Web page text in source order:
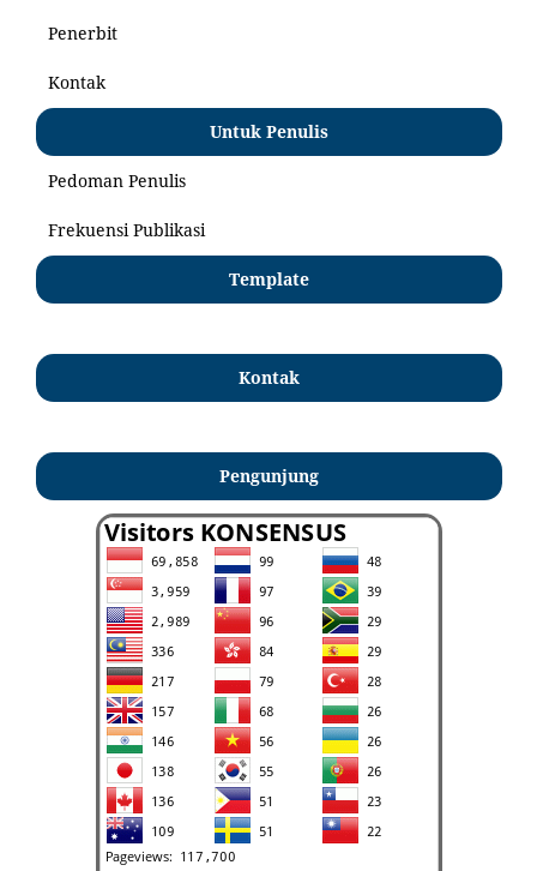
Penerbit
Kontak
Untuk Penulis
Pedoman Penulis
Frekuensi Publikasi
Template
Kontak
Pengunjung